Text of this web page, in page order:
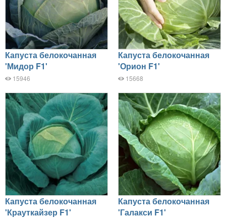
Капуста белокочанная
'Мидор F1'
15946
Капуста белокочанная
'Орион F1'
15668
Капуста белокочанная
'Крауткайзер F1'
Капуста белокочанная
'Галакси F1'